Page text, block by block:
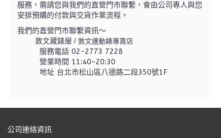
服務，需請您與我們的直營門市聯繫， 會由公司專人與您
安排預購的付款與交貨作業流程。
我們的直營門市聯繫資訊～
敦文藏錶屋 / 敦文運動錶專賣店
服務電話 02-2773 7228
營業時間 11:40~20:30
地址 台北市松山區八德路二段350號1F
公司連絡資訊